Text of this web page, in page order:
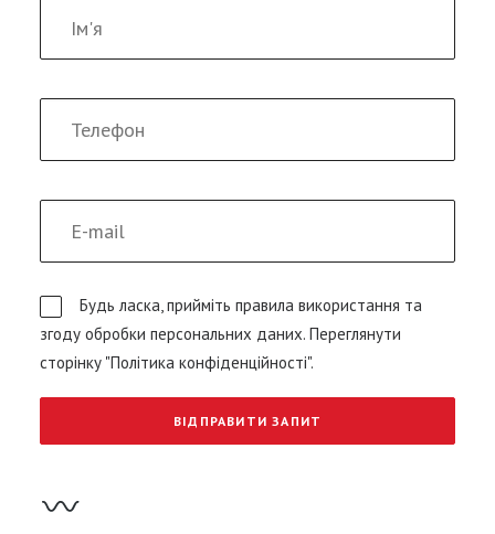
Будь ласка, прийміть правила використання та
згоду обробки персональних даних. Переглянути
сторінку "Політика конфіденційності".